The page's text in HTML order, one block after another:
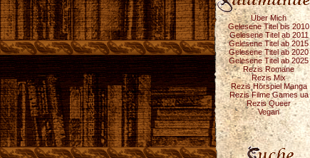
Über Mich
Gelesene Titel bis 2010
Gelesene Titel ab 2011
Gelesene Titel ab 2015
Gelesene Titel ab 2020
Gelesene Titel ab 2025
Rezis Romane
Rezis Mix
Rezis Hörspiel Manga
Rezis Filme Games ua
Rezis Queer
Vegan